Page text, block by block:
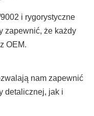
i rygorystyczne
zapewnić, że każdy
OEM.
nam zapewnić
detalicznej, jak i